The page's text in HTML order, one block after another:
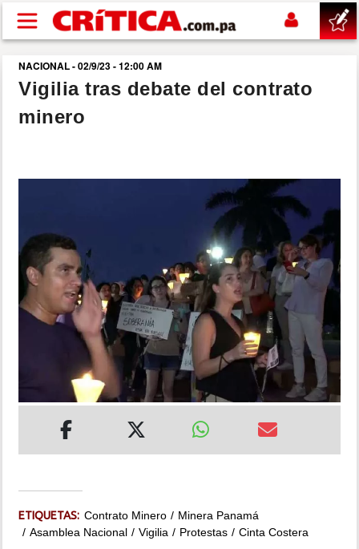
Pasar al contenido principal
buscar
SUCESOS
SHOW
DEPORTES
MULTIMEDIA
NACIONAL - 02/9/23 - 12:00 AM
Vigilia tras debate del contrato
minero
ETIQUETAS: Contrato Minero
Minera Panamá
Asamblea Nacional
Vigilia Protestas Cinta Costera